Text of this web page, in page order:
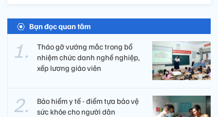
Bạn đọc quan tâm
Tháo gỡ vướng mắc trong bổ
nhiệm chức danh nghề nghiệp,
xếp lương giáo viên
Bảo hiểm y tế - điểm tựa bảo vệ
sức khỏe cho người dân